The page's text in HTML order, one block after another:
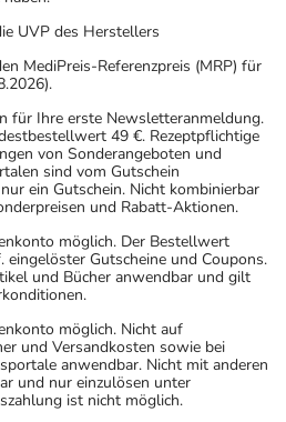
UVP des Herstellers
MediPreis-Referenzpreis (MRP) für
für Ihre erste Newsletteranmeldung.
49 €. Rezeptpflichtige
von Sonderangeboten und
sind vom Gutschein
ein Gutschein. Nicht kombinierbar
und Rabatt-Aktionen.
möglich. Der Bestellwert
eingelöster Gutscheine und Coupons.
und Bücher anwendbar und gilt
möglich. Nicht auf
und Versandkosten sowie bei
anwendbar. Nicht mit anderen
und nur einzulösen unter
ist nicht möglich.